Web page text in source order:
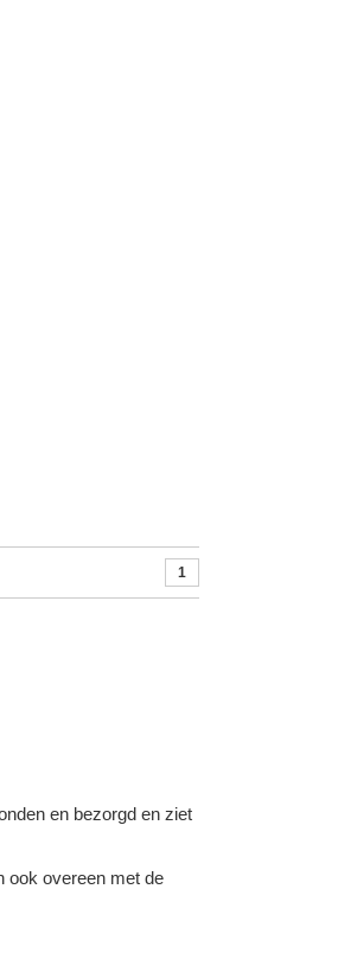
1
en bezorgd en ziet
ook overeen met de